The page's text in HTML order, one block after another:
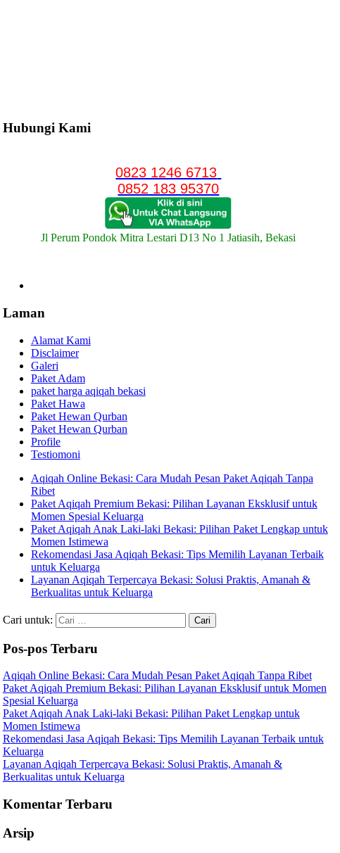
Hubungi Kami
0823 1246 6713
0852 183 95370
Jl Perum Pondok Mitra Lestari D13 No 1 Jatiasih, Bekasi
Laman
Alamat Kami
Disclaimer
Galeri
Paket Adam
paket harga aqiqah bekasi
Paket Hawa
Paket Hewan Qurban
Paket Hewan Qurban
Profile
Testiomoni
Aqiqah Online Bekasi: Cara Mudah Pesan Paket Aqiqah Tanpa
Ribet
Paket Aqiqah Premium Bekasi: Pilihan Layanan Eksklusif untuk
Momen Spesial Keluarga
Paket Aqiqah Anak Laki-laki Bekasi: Pilihan Paket Lengkap untuk
Momen Istimewa
Rekomendasi Jasa Aqiqah Bekasi: Tips Memilih Layanan Terbaik
untuk Keluarga
Layanan Aqiqah Terpercaya Bekasi: Solusi Praktis, Amanah &
Berkualitas untuk Keluarga
Cari untuk:
Pos-pos Terbaru
Aqiqah Online Bekasi: Cara Mudah Pesan Paket Aqiqah Tanpa Ribet
Paket Aqiqah Premium Bekasi: Pilihan Layanan Eksklusif untuk Momen
Spesial Keluarga
Paket Aqiqah Anak Laki-laki Bekasi: Pilihan Paket Lengkap untuk
Momen Istimewa
Rekomendasi Jasa Aqiqah Bekasi: Tips Memilih Layanan Terbaik untuk
Keluarga
Layanan Aqiqah Terpercaya Bekasi: Solusi Praktis, Amanah &
Berkualitas untuk Keluarga
Komentar Terbaru
Arsip